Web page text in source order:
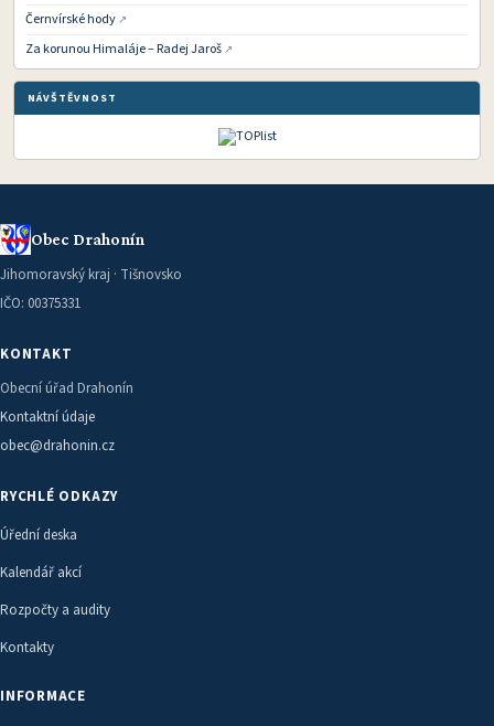
Černvírské hody
Za korunou Himaláje – Radej Jaroš
NÁVŠTĚVNOST
Obec Drahonín
Jihomoravský kraj · Tišnovsko
IČO: 00375331
KONTAKT
Obecní úřad Drahonín
Kontaktní údaje
obec@drahonin.cz
RYCHLÉ ODKAZY
Úřední deska
Kalendář akcí
Rozpočty a audity
Kontakty
INFORMACE